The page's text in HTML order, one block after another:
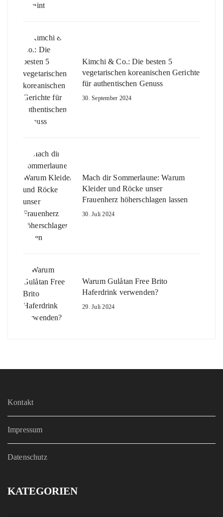
Kimchi & Co.: Die besten 5
vegetarischen koreanischen Gerichte
für authentischen Genuss
30. September 2024
Mach dir Sommerlaune: Warum
Kleider und Röcke unser
Frauenherz höherschlagen lassen
30. Juli 2024
Warum Gulåtan Free Brito
Haferdrink verwenden?
29. Juli 2024
Kontakt
Impressum
Datenschutz
KATEGORIEN